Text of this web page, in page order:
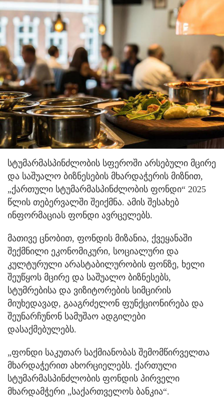
სტუმარმასპინძლობის სფეროში არსებული მცირე
და საშუალო ბიზნესების მხარდაჭერის მიზნით,
„ქართული სტუმარმასპინძლობის ფონდი“ 2025
წლის თებერვალში შეიქმნა. ამის შესახებ
ინფორმაციას ფონდი ავრცელებს.
მათივე ცნობით, ფონდის მიზანია, ქვეყანაში
შექმნილი ეკონომიკური, სოციალური და
კულტურული არასტაბილურობის ფონზე, ხელი
შეუწყოს მცირე და საშუალო ბიზნესებს,
სტუმრებისა და ვიზიტორების სიმცირის
მიუხედავად, გააგრძელონ ფუნქციონირება და
შეუნარჩუნონ სამუშაო ადგილები
დასაქმებულებს.
„ფონდი საკუთარ საქმიანობას შემომწირველთა
მხარდაჭერით ახორციელებს. ქართული
სტუმარმასპინძლობის ფონდის პირველი
მხარდამჭერი „საქართველოს ბანკია“.